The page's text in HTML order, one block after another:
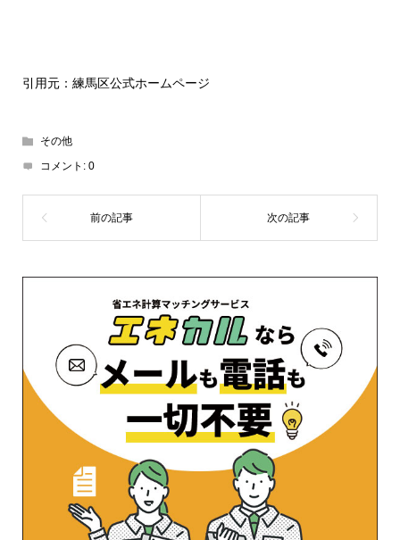
引用元：練馬区公式ホームページ
その他
コメント: 0